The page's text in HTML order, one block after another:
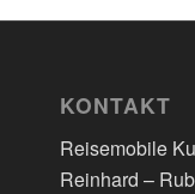
KONTAKT
Reisemobile
Reinhard –